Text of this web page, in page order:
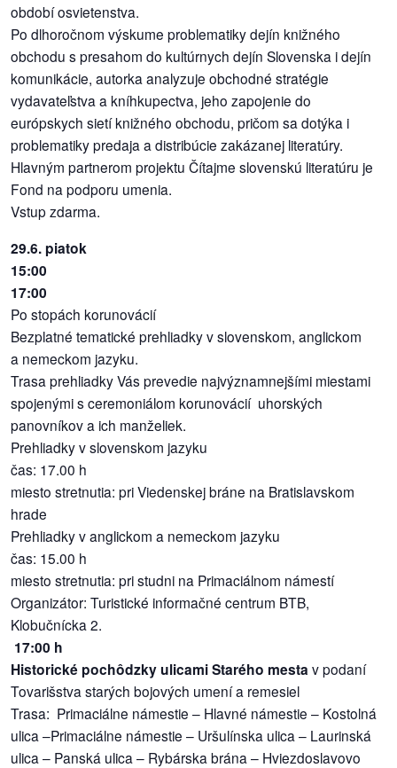
období osvietenstva.
Po dlhoročnom výskume problematiky dejín knižného
obchodu s presahom do kultúrnych dejín Slovenska i dejín
komunikácie, autorka analyzuje obchodné stratégie
vydavateľstva a kníhkupectva, jeho zapojenie do
európskych sietí knižného obchodu, pričom sa dotýka i
problematiky predaja a distribúcie zakázanej literatúry.
Hlavným partnerom projektu Čítajme slovenskú literatúru je
Fond na podporu umenia.
Vstup zdarma.
29.6. piatok
15:00
17:00
Po stopách korunovácií
Bezplatné tematické prehliadky v slovenskom, anglickom
a nemeckom jazyku.
Trasa prehliadky Vás prevedie najvýznamnejšími miestami
spojenými s ceremoniálom korunovácií uhorských
panovníkov a ich manželiek.
Prehliadky v slovenskom jazyku
čas: 17.00 h
miesto stretnutia: pri Viedenskej bráne na Bratislavskom
hrade
Prehliadky v anglickom a nemeckom jazyku
čas: 15.00 h
miesto stretnutia: pri studni na Primaciálnom námestí
Organizátor: Turistické informačné centrum BTB,
Klobučnícka 2.
17:00 h
Historické pochôdzky ulicami Starého mesta v podaní
Tovarišstva starých bojových umení a remesiel
Trasa: Primaciálne námestie – Hlavné námestie – Kostolná
ulica –Primaciálne námestie – Uršulínska ulica – Laurinská
ulica – Panská ulica – Rybárska brána – Hviezdoslavovo